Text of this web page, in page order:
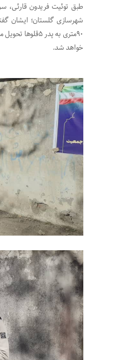
طبق توئیت فریدون قارئی،
شهرسازی گلستان؛ ایشان
۹۰متری به
خواهد شد.